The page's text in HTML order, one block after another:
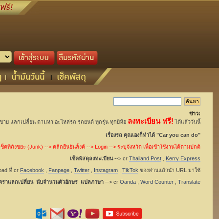
ข่าว:
าย แลกเปลี่ยน ตามหา อะไหล่รถ รถยนต์ ทุกรุ่น ทุกยี่ห้อ ลงทะเบียน ฟรี! ได้แล้ววันนี้
เรื่องรถ คุณเองก็ทำได้ "Car you can do"
คที่ถังขยะ (Junk) --> คลิกยืนยันลิ้งค์ --> Login --> ระบุจังหวัด เพื่อเข้าใช้งานได้ตามปกติ
เช็คพัสดุลงทะเบียน--> cr Thailand Post,
Kerry Express
ที่ cr Facebook Fanpage, Twitter, Instagram, TikTok ของท่านแล้วนำ URL มาใช้
ราแลกเปลี่ยน นับจำนวนตัวอักษร แปลภาษา--> cr Oanda, Word Counter, Translate